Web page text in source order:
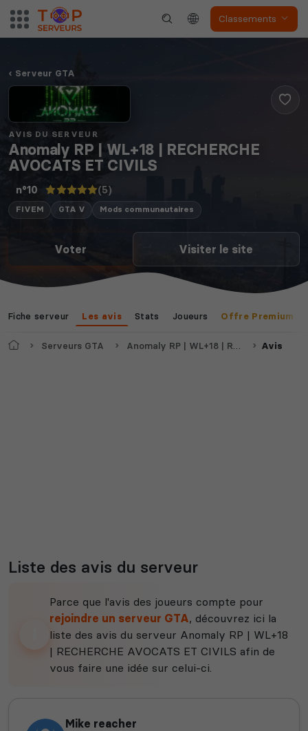
Classements
Serveur GTA
AVIS DU SERVEUR
Anomaly RP | WL+18 | RECHERCHE
AVOCATS ET CIVILS
n°10 (5)
FIVEM GTA V Mods communautaires
Voter Visiter le site
Fiche serveur Les avis Stats Joueurs Offre Premium
AccueilServeurs GTA Anomaly RP | WL+18 | RECHERCHE AVOCATS ET CIVILS Avis
Liste des avis du serveur
Parce que l'avis des joueurs compte pour
rejoindre un serveur GTA, découvrez ici la
liste des avis du serveur Anomaly RP | WL+18
| RECHERCHE AVOCATS ET CIVILS afin de
vous faire une idée sur celui-ci.
Mike reacher